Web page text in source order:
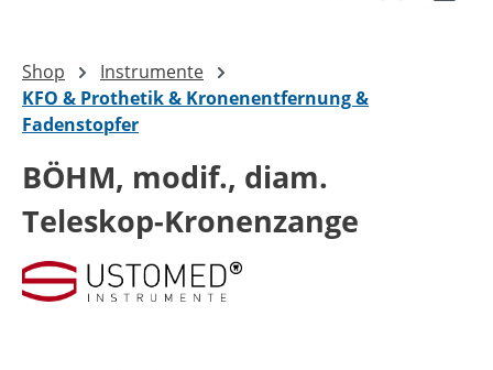
Shop
Instrumente
KFO & Prothetik & Kronenentfernung &
Fadenstopfer
BÖHM, modif., diam.
Teleskop-Kronenzange